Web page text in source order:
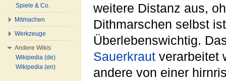
weitere Distanz aus,
Dithmarschen selbst
Überlebenswichtig.
Sauerkraut verarbeitet
andere von einer
Spiele & Co.
Mitmachen
Werkzeuge
Andere Wikis
Wikipedia (de)
Wikipedia (en)